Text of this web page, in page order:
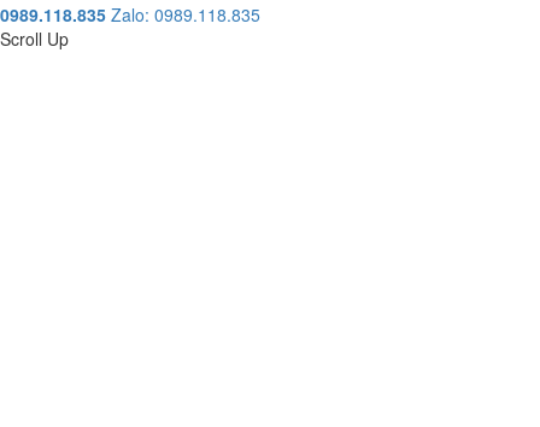
0989.118.835 Zalo: 0989.118.835
Scroll Up